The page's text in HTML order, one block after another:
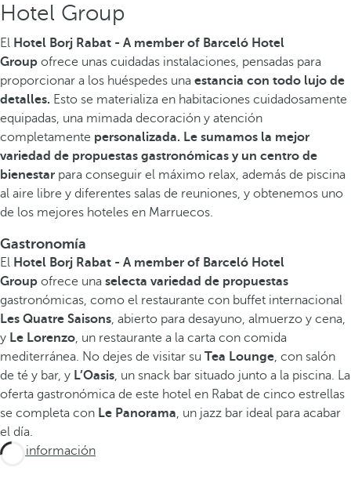
Hotel Group
El Hotel Borj Rabat - A member of Barceló Hotel
Group ofrece unas cuidadas instalaciones, pensadas para
proporcionar a los huéspedes una estancia con todo lujo de
detalles. Esto se materializa en habitaciones cuidadosamente
equipadas, una mimada decoración y atención
completamente personalizada. Le sumamos la mejor
variedad de propuestas gastronómicas y un centro de
bienestar para conseguir el máximo relax, además de piscina
al aire libre y diferentes salas de reuniones, y obtenemos uno
de los mejores hoteles en Marruecos.
Gastronomía
El Hotel Borj Rabat - A member of Barceló Hotel
Group ofrece una selecta variedad de propuestas
gastronómicas, como el restaurante con buffet internacional
Les Quatre Saisons, abierto para desayuno, almuerzo y cena,
y Le Lorenzo, un restaurante a la carta con comida
mediterránea. No dejes de visitar su Tea Lounge, con salón
de té y bar, y L’Oasis, un snack bar situado junto a la piscina. La
oferta gastronómica de este hotel en Rabat de cinco estrellas
se completa con Le Panorama, un jazz bar ideal para acabar
el día.
Más información